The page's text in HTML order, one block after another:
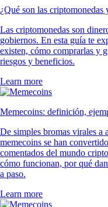
¿Qué son las
Las criptomonedas son
gobiernos. En esta guía te
existen, cómo comprarlas y
riesgos y beneficios.
Learn more
Memecoins: definición,
De simples bromas virales a
memecoins se han
comentados del mundo
cómo funcionan, por qué
a paso.
Learn more